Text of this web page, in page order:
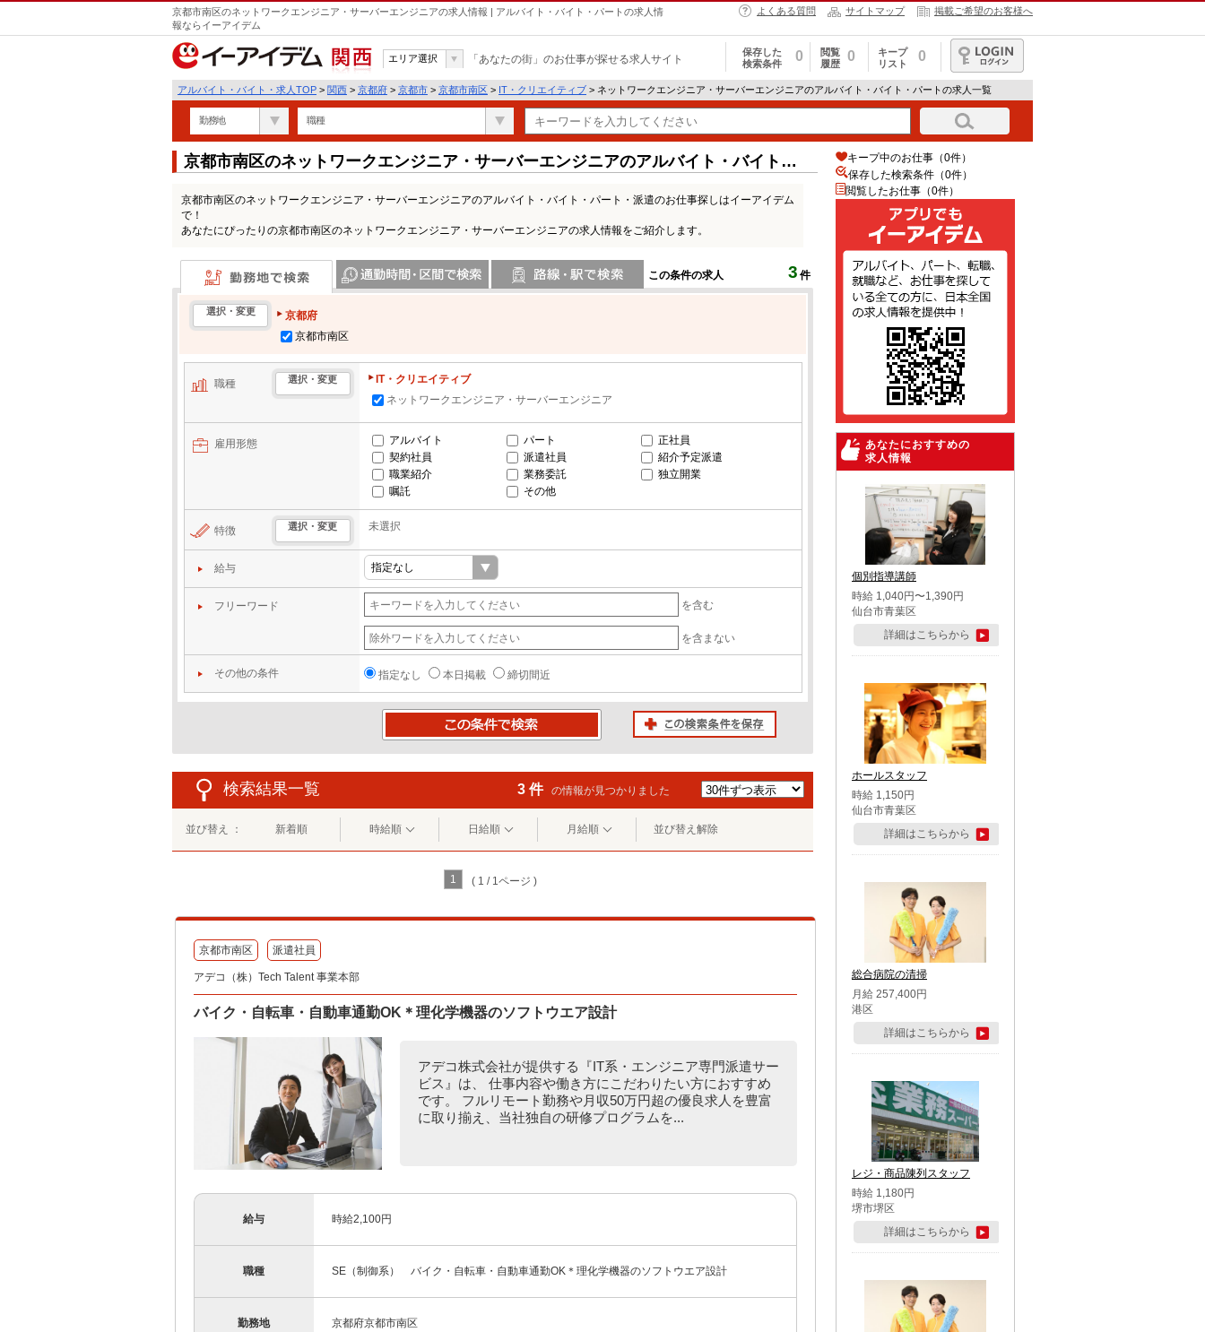
京都市南区のネットワークエンジニア・サーバーエンジニアの求人情報 | アルバイト・バイト・パートの求人情
報ならイーアイデム
よくある質問 サイトマップ 掲載ご希望のお客様へ
関西
エリア選択 「あなたの街」のお仕事が探せる求人サイト
保存した
検索条件
0
閲覧
履歴
0
キープ
リスト
0
ログイン
アルバイト・バイト・求人TOP > 関西 > 京都府 > 京都市 > 京都市南区 > IT・クリエイティブ > ネットワークエンジニア・サーバーエンジニアのアルバイト・バイト・パートの求人一覧
勤務地 職種
京都市南区のネットワークエンジニア・サーバーエンジニアのアルバイト・バイト・
京都市南区のネットワークエンジニア・サーバーエンジニアのアルバイト・バイト・パート・派遣のお仕事探しはイーアイデム
で！
あなたにぴったりの京都市南区のネットワークエンジニア・サーバーエンジニアの求人情報をご紹介します。
この条件の求人 3 件
勤務地で検索
選択・変更
京都府
京都市南区
職種 選択・変更
IT・クリエイティブ
ネットワークエンジニア・サーバーエンジニア
雇用形態 アルバイト パート
正社員
契約社員
派遣社員
紹介予定派遣
職業紹介
業務委託
独立開業
嘱託
その他
特徴 選択・変更 未選択
給与
フリーワード を含む
を含まない
その他の条件 指定なし 本日掲載 締切間近
検索結果一覧 3 件 の情報が見つかりました
並び替え ： 新着順 時給順 日給順 月給順 並び替え解除
1 ( 1 / 1ページ )
京都市南区 派遣社員
アデコ（株）Tech Talent 事業本部
バイク・自転車・自動車通勤OK＊理化学機器のソフトウエア設計
アデコ株式会社が提供する『IT系・エンジニア専門派遣サー
ビス』は、 仕事内容や働き方にこだわりたい方におすすめ
です。 フルリモート勤務や月収50万円超の優良求人を豊富
に取り揃え、当社独自の研修プログラムを...
給与 時給2,100円
職種 SE（制御系） バイク・自転車・自動車通勤OK＊理化学機器のソフトウエア設計
勤務地 京都府京都市南区
キープ中のお仕事（0件）
保存した検索条件（0件）
閲覧したお仕事（0件）
あなたにおすすめの
求人情報
個別指導講師
時給 1,040円〜1,390円
仙台市青葉区
詳細はこちらから
ホールスタッフ
時給 1,150円
仙台市青葉区
詳細はこちらから
総合病院の清掃
月給 257,400円
港区
詳細はこちらから
レジ・商品陳列スタッフ
時給 1,180円
堺市堺区
詳細はこちらから